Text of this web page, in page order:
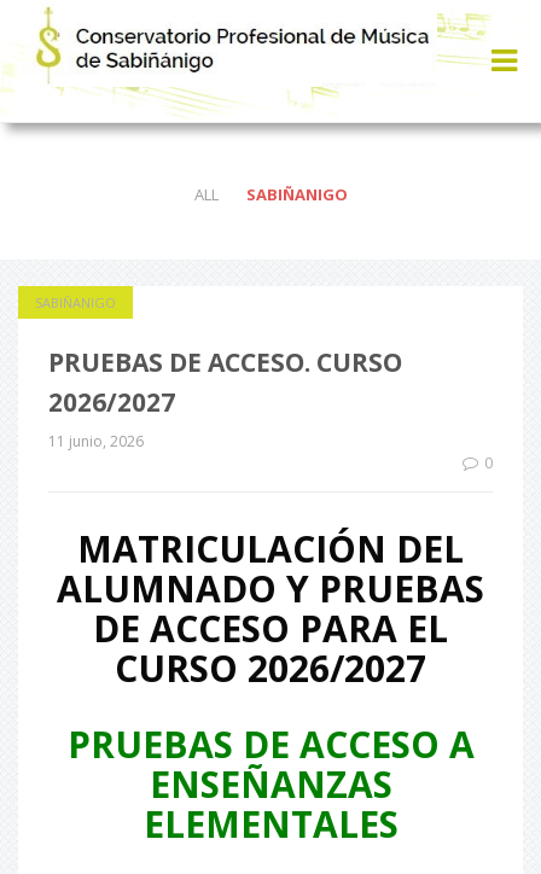
ALL SABIÑANIGO
SABIÑANIGO
PRUEBAS DE ACCESO. CURSO
2026/2027
11 junio, 2026
0
MATRICULACIÓN DEL
ALUMNADO Y PRUEBAS
DE ACCESO PARA EL
CURSO 2026/2027
PRUEBAS DE ACCESO A
ENSEÑANZAS
ELEMENTALES